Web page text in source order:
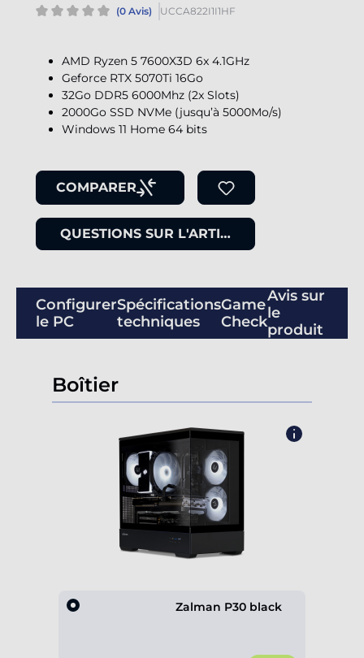
(0 Avis) UCCA822I1I1HF
AMD Ryzen 5 7600X3D 6x 4.1GHz
Geforce RTX 5070Ti 16Go
32Go DDR5 6000Mhz (2x Slots)
2000Go SSD NVMe (jusqu’à 5000Mo/s)
Windows 11 Home 64 bits
COMPARER
QUESTIONS SUR L'ARTICLE
Configurer
le PC
Spécifications
techniques
Game
Check
Avis sur
le
produit
Boîtier
Zalman P30 black